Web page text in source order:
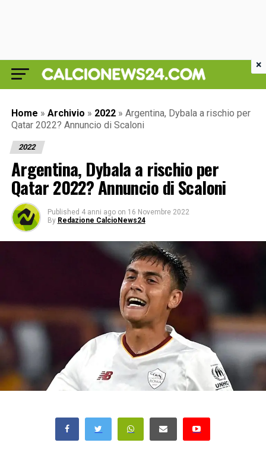
Home » Archivio » 2022 » Argentina, Dybala a rischio per
Qatar 2022? Annuncio di Scaloni
2022
Argentina, Dybala a rischio per
Qatar 2022? Annuncio di Scaloni
Published 4 anni ago on 16 Novembre 2022
By Redazione CalcioNews24
×